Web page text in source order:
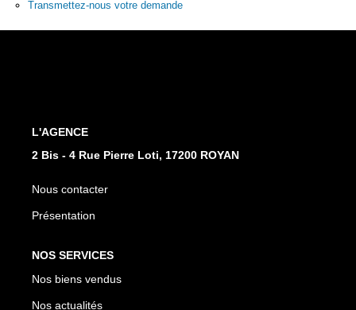
Transmettez-nous votre demande
L'AGENCE
2 Bis - 4 Rue Pierre Loti, 17200 ROYAN
Nous contacter
Présentation
NOS SERVICES
Nos biens vendus
Nos actualités